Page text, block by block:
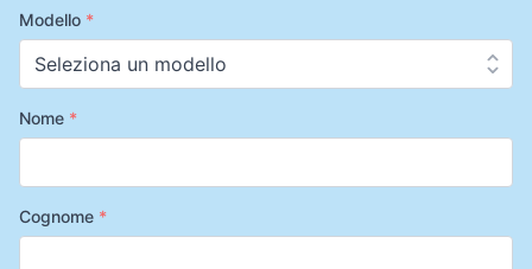
Modello *
Nome *
Cognome *